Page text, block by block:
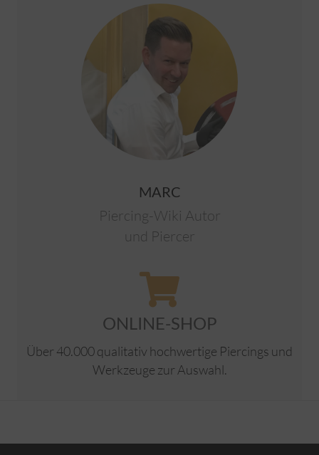
MARC
Piercing-Wiki Autor
und Piercer
ONLINE-SHOP
Über 40.000 qualitativ hochwertige Piercings und
Werkzeuge zur Auswahl.